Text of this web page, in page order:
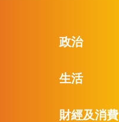
政治
生活
財經及消費